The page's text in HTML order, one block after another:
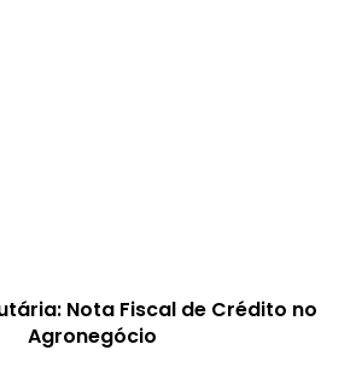
Nota Fiscal de Crédito no
Agronegócio